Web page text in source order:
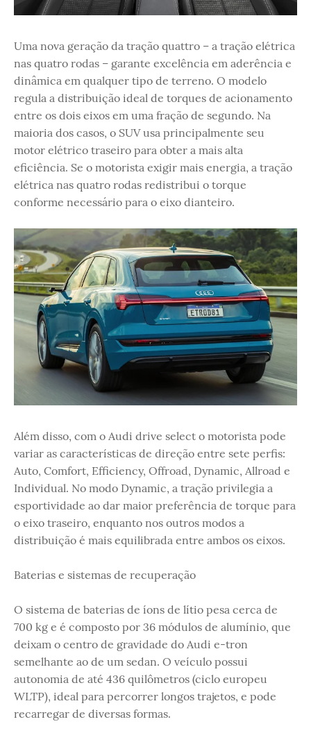
Uma nova geração da tração quattro – a tração elétrica
nas quatro rodas – garante excelência em aderência e
dinâmica em qualquer tipo de terreno. O modelo
regula a distribuição ideal de torques de acionamento
entre os dois eixos em uma fração de segundo. Na
maioria dos casos, o SUV usa principalmente seu
motor elétrico traseiro para obter a mais alta
eficiência. Se o motorista exigir mais energia, a tração
elétrica nas quatro rodas redistribui o torque
conforme necessário para o eixo dianteiro.
Além disso, com o Audi drive select o motorista pode
variar as características de direção entre sete perfis:
Auto, Comfort, Efficiency, Offroad, Dynamic, Allroad e
Individual. No modo Dynamic, a tração privilegia a
esportividade ao dar maior preferência de torque para
o eixo traseiro, enquanto nos outros modos a
distribuição é mais equilibrada entre ambos os eixos.
Baterias e sistemas de recuperação
O sistema de baterias de íons de lítio pesa cerca de
700 kg e é composto por 36 módulos de alumínio, que
deixam o centro de gravidade do Audi e-tron
semelhante ao de um sedan. O veículo possui
autonomia de até 436 quilômetros (ciclo europeu
WLTP), ideal para percorrer longos trajetos, e pode
recarregar de diversas formas.